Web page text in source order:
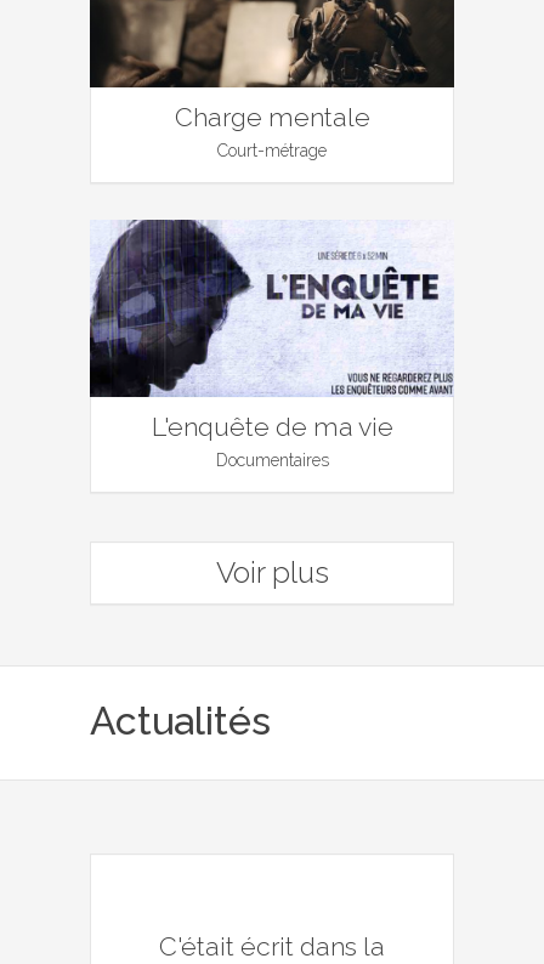
Charge mentale
Court-métrage
L'enquête de ma vie
Documentaires
Voir plus
Actualités
C'était écrit dans la